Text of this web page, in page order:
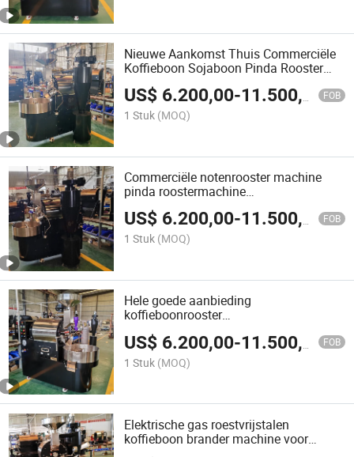
Nieuwe Aankomst Thuis Commerciële
Koffieboon Sojaboon Pinda Rooster
Noten Bakmachine Koffieboon
Roestmachine
US$ 6.200,00-11.500,00 FOB
1 Stuk (MOQ)
Commerciële notenrooster machine
pinda roostermachine
koffieboonrooster
US$ 6.200,00-11.500,00 FOB
1 Stuk (MOQ)
Hele goede aanbieding
koffieboonrooster
koffieboonrooster
US$ 6.200,00-11.500,00 FOB
1 Stuk (MOQ)
Elektrische gas roestvrijstalen
koffieboon brander machine voor
fabriek